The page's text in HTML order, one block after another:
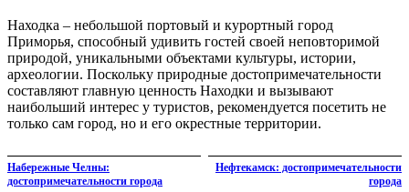
Находка – небольшой портовый и курортный город
Приморья, способный удивить гостей своей неповторимой
природой, уникальными объектами культуры, истории,
археологии. Поскольку природные достопримечательности
составляют главную ценность Находки и вызывают
наибольший интерес у туристов, рекомендуется посетить не
только сам город, но и его окрестные территории.
Набережные Челны:
достопримечательности города
Нефтекамск: достопримечательности
города